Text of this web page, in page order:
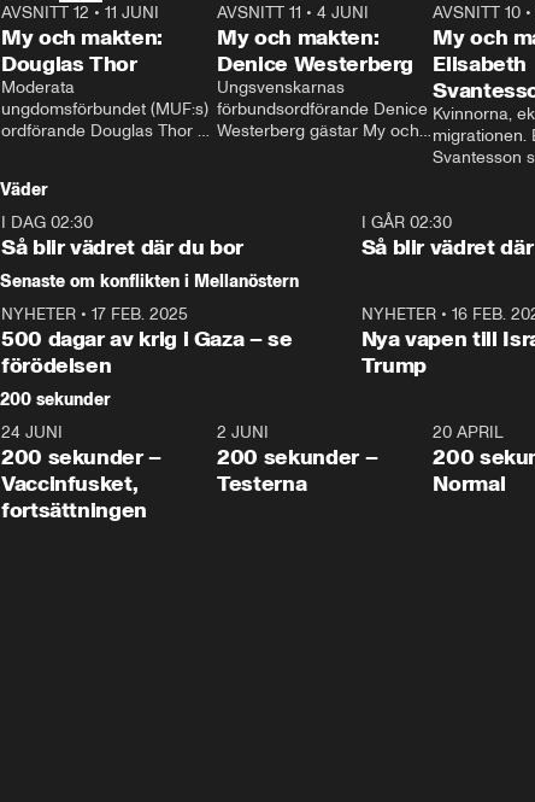
26:27
AVSNITT 12 • 11 JUNI
My och makten:
Douglas Thor
Moderata
ungdomsförbundet (MUF:s)
ordförande Douglas Thor
tonårsutvisningarna och hur
Moderaterna ska locka
väljare till valet i höst.
23:40
AVSNITT 11 •4 JUNI
My och makten:
Denice Westerberg
Ungsvenskarnas
förbundsordförande Denice
Westerberg gästar My och
AVSNITT 10
My och
Elisabeth
Kvinnorna,
migrationen.
Svantesson
Väder
I DAG 02:30
Så blir vädret där du bor
I GÅR 02:30
Så blir vädret
Senaste om konflikten i Mellanöstern
NYHETER • 17 FEB. 2025
500 dagar av krig i Gaza – se
förödelsen
NYHETER• 16 FEB.
Nya vapen till
Trump
200 sekunder
5:00
24 JUNI
200 sekunder –
Vaccinfusket,
fortsättningen
4:23
2 JUNI
200 sekunder –
Testerna
20 APRIL
200
Normal